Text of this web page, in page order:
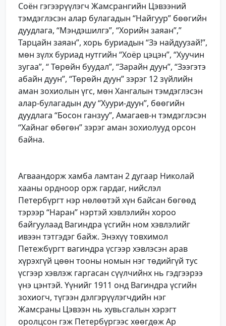
Соён гэгээрүүлэгч Жамсрангийн Цэвээний
тэмдэглэсэн алар булагадын “Найгуур” бөөгийн
дуудлага, “Мэндэшилгэ”, “Хорийн заяан”,”
Тарцайн заяан”, хорь буриадын “Зэ найдуузай!”,
мөн зүлх буриад нутгийн “Хоёр цэцэн”, “Хуучин
зугаа”, “ Төрөйн буудал”, “Зарайн дуун”, “Зээгэтэ
абайн дуун”, “Төрөйн дуун” зэрэг 12 зүйлийн
аман зохиолын үгс, мөн Хангалын тэмдэглэсэн
алар-булагадын дуу “Хуури-дуун”, бөөгийн
дуудлага “Босон ганзуу”, Амагаев-н тэмдэглэсэн
“Хайнаг өбөгөн” зэрэг аман зохиолууд орсон
байна.
Агваандорж хамба ламтан 2 дугаар Николай
хааны ордноор орж гардаг, нийслэл
Петербүргт нэр нөлөөтэй хүн байсан бөгөөд
тэрээр “Наран” нэртэй хэвлэлийн хороо
байгуулаад Вагиндра үсгийн ном хэвлэлийг
ивээн тэтгэдэг байж. Энэхүү товхимол
Петежбүргт вагиндра үсгээр хэвлэсэн арав
хүрэхгүй цөөн тооны номын нэг төдийгүй тус
үсгээр хэвлэж гаргасан сүүлчийнх нь гэдгээрээ
үнэ цэнтэй. Үүнийг 1911 онд Вагиндра үсгийн
зохиогч, түгээн дэлгэрүүлэгчдийн нэг
Жамсраны Цэвээн нь хувьсгалын хэрэгт
оролцсон гэж Петербүргээс хөөгдөж Ар